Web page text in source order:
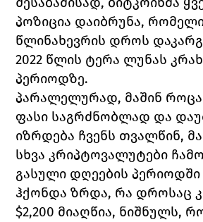
პოზიცია დაიბრუნა,
წლინახევრის დროს
2022 წლის ტერა ლუნას
პერიოდზე.
პარალელურად, მაშინ როცა
ფასი საგრძნობლად და
იზრდება ჩვენს თვალწინ,
სხვა კრიპტოვალუტები
გასული დღეების პერიოდში
ჰქონდა ზრდა, რა დროსაც
$2,200 მიაღწია, ნიშნულს,